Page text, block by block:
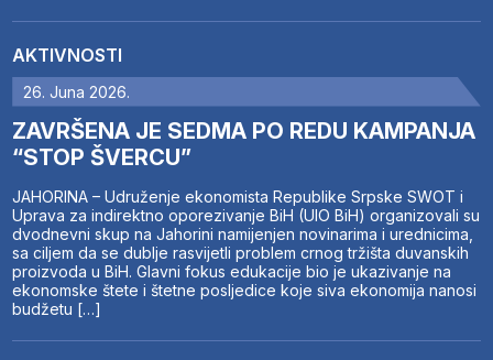
AKTIVNOSTI
26. Juna 2026.
ZAVRŠENA JE SEDMA PO REDU KAMPANJA
“STOP ŠVERCU”
JAHORINA – Udruženje ekonomista Republike Srpske SWOT i
Uprava za indirektno oporezivanje BiH (UIO BiH) organizovali su
dvodnevni skup na Jahorini namijenjen novinarima i urednicima,
sa ciljem da se dublje rasvijetli problem crnog tržišta duvanskih
proizvoda u BiH. Glavni fokus edukacije bio je ukazivanje na
ekonomske štete i štetne posljedice koje siva ekonomija nanosi
budžetu […]